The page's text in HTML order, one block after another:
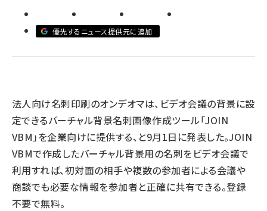
z世代 (1629)
優先するニュース提供元に追加
法人向け名刺印刷のオンデオマは、ビデオ会議の背景に設
定できるバーチャル背景名刺画像作成ツール「JOIN
VBM」を企業向けに提供する、と9月1日に発表した。JOIN
VBMで作成したバーチャル背景用の名刺をビデオ会議で
利用すれば、初対面の相手や複数の参加者による会議や
商談でも必要な情報を参加者と正確に共有できる。登録
不要で無料。